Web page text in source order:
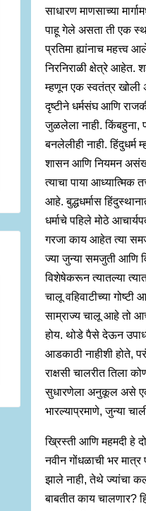
साधारण माणसाच्या
पाहू गेले असता ती एक
प्रतिमा ह्यांनाच महत्त्व
निरनिराळी क्षेत्रे आहेत.
म्हणून एक स्वतंत्र खोली
दृष्टीने धर्मसंघ आणि
जुळलेला नाही. किंबहुना,
बनलेलीही नाही.
शासन आणि नियमन
त्याचा पाया
आहे. बुद्धधर्मास
धर्माचे पहिले मोठे
गरजा काय आहेत त्या
ज्या जुन्या समजुती आणि
विशेषेकरून त्यातल्या
चालू वहिवाटीच्या
साम्राज्य चालू आहे तो
होय. थोडे पैसे देऊन
आडकाठी नाहीशी होते,
राक्षसी चालरीत तिला
सुधारणेला अनुकूल असे
भारल्याप्रमाणे, जुन्या
ख्रिस्ती आणि महमदी हे
नवीन गोंधळाची भर
झाले नाही, तेथे ज्यांचा
बाबतीत काय चालणार?